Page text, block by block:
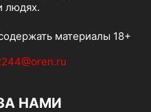
людях.
материалы 18+
НАМИ